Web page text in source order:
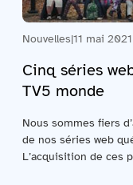
Nouvelles|11 mai 2021
Cinq séries
TV5 monde
Nous sommes fiers
de nos séries web
L’acquisition de ces